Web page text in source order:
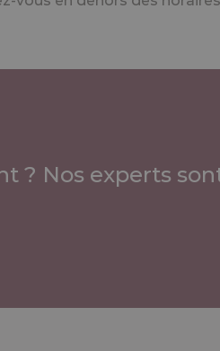
? Nos experts